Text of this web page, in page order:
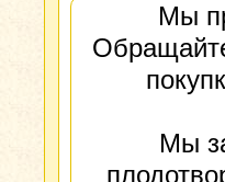
Мы
Мы